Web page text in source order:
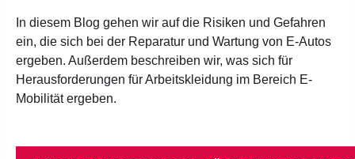
In diesem Blog gehen wir auf die Risiken und Gefahren
ein, die sich bei der Reparatur und Wartung von E-Autos
ergeben. Außerdem beschreiben wir, was sich für
Herausforderungen für Arbeitskleidung im Bereich E-
Mobilität ergeben.